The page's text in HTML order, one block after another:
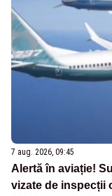
7 aug. 2026, 09:45
Alertă în aviație!
vizate de inspecții